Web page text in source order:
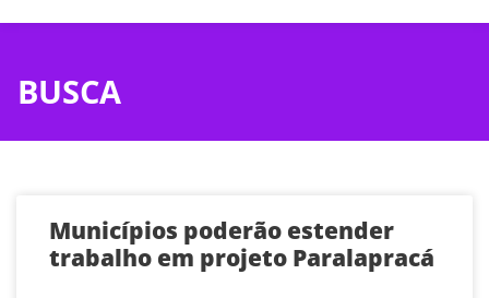
BUSCA
Municípios poderão estender
trabalho em projeto Paralapracá